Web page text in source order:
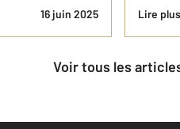
16 juin 2025 Lire plus
Voir tous les